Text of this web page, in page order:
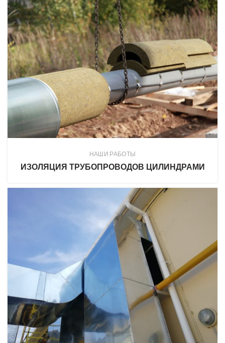
НАШИ РАБОТЫ
ИЗОЛЯЦИЯ ТРУБОПРОВОДОВ ЦИЛИНДРАМИ